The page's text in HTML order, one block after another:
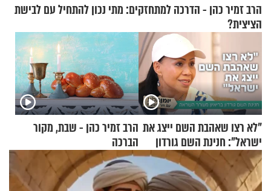
הרב זמיר כהן - הדרכה למתחזקים: מתי נכון להתחיל עם לבישת
הציצית?
"לא רצו שאהבת השם ייצג את
ישראל": חנינת השם גורדון
בריאיון מעורר השראה
הרב זמיר כהן - שבת, מקור
הברכה